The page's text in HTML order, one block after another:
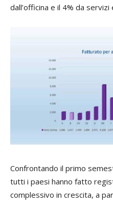
dall’officina e il 4% da servizi
Confrontando il primo
tutti i paesi hanno fatto
complessivo in crescita, a